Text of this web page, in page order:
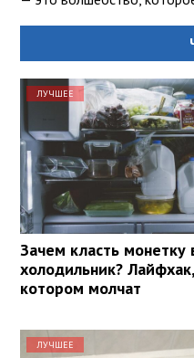
ЛУЧШЕЕ
Зачем класть монетку
холодильник?
котором молчат
ЛУЧШЕЕ